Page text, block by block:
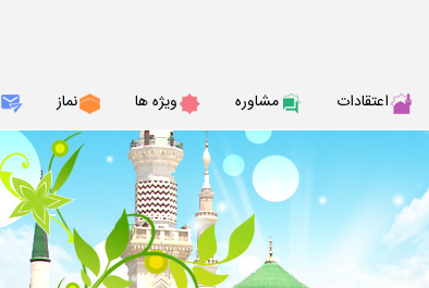
اعتقادات مشاوره ويژه ها نماز